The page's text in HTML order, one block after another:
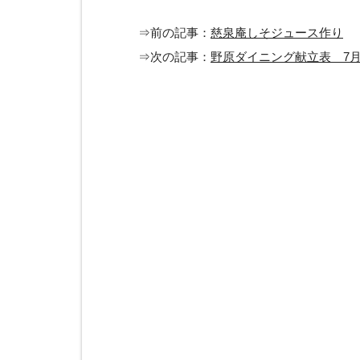
⇒前の記事： 慈泉庵しそジュース作り
⇒次の記事： 野原ダイニング献立表 7